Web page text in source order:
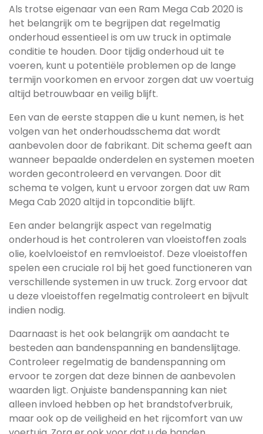
Als trotse eigenaar van een Ram Mega Cab 2020 is
het belangrijk om te begrijpen dat regelmatig
onderhoud essentieel is om uw truck in optimale
conditie te houden. Door tijdig onderhoud uit te
voeren, kunt u potentiële problemen op de lange
termijn voorkomen en ervoor zorgen dat uw voertuig
altijd betrouwbaar en veilig blijft.
Een van de eerste stappen die u kunt nemen, is het
volgen van het onderhoudsschema dat wordt
aanbevolen door de fabrikant. Dit schema geeft aan
wanneer bepaalde onderdelen en systemen moeten
worden gecontroleerd en vervangen. Door dit
schema te volgen, kunt u ervoor zorgen dat uw Ram
Mega Cab 2020 altijd in topconditie blijft.
Een ander belangrijk aspect van regelmatig
onderhoud is het controleren van vloeistoffen zoals
olie, koelvloeistof en remvloeistof. Deze vloeistoffen
spelen een cruciale rol bij het goed functioneren van
verschillende systemen in uw truck. Zorg ervoor dat
u deze vloeistoffen regelmatig controleert en bijvult
indien nodig.
Daarnaast is het ook belangrijk om aandacht te
besteden aan bandenspanning en bandenslijtage.
Controleer regelmatig de bandenspanning om
ervoor te zorgen dat deze binnen de aanbevolen
waarden ligt. Onjuiste bandenspanning kan niet
alleen invloed hebben op het brandstofverbruik,
maar ook op de veiligheid en het rijcomfort van uw